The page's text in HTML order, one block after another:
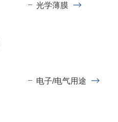
光学薄膜
电子/电气用途